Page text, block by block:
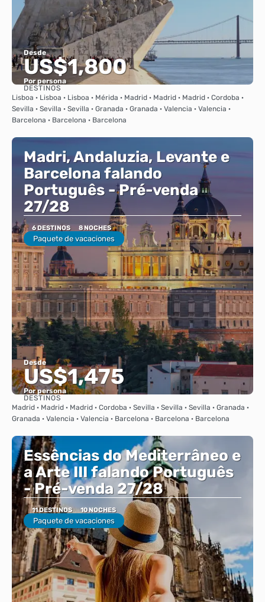
Desde
US$1,800
Por persona
Ver
DESTINOS
Lisboa · Lisboa · Lisboa · Mérida · Madrid · Madrid · Madrid · Cordoba ·
Sevilla · Sevilla · Sevilla · Granada · Granada · Valencia · Valencia ·
Barcelona · Barcelona · Barcelona
Madri, Andaluzia, Levante e
Barcelona falando
Português - Pré-venda
27/28
6 DESTINOS 8 NOCHES
Paquete de vacaciones
Desde
US$1,475
Por persona
Ver
DESTINOS
Madrid · Madrid · Madrid · Cordoba · Sevilla · Sevilla · Sevilla · Granada ·
Granada · Valencia · Valencia · Barcelona · Barcelona · Barcelona
Essências do Mediterrâneo e
a Arte III falando Português
- Pré-venda 27/28
11 DESTINOS 10 NOCHES
Paquete de vacaciones